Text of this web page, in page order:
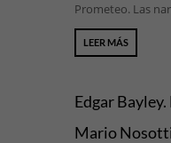
Prometeo. Las
LEER MÁS
Edgar Bayley.
Mario